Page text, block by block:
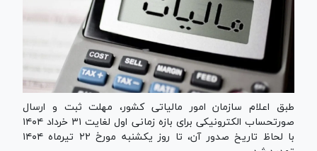
طبق اعلام سازمان امور مالیاتی کشور، مهلت ثبت و ارسال
صورتحساب الکترونیکی برای بازه زمانی اول لغایت ۳۱ خرداد ۱۴۰۴
با لحاظ تاریخ صدور آن، تا روز یکشنبه مورخ ۲۲ تیرماه ۱۴۰۴